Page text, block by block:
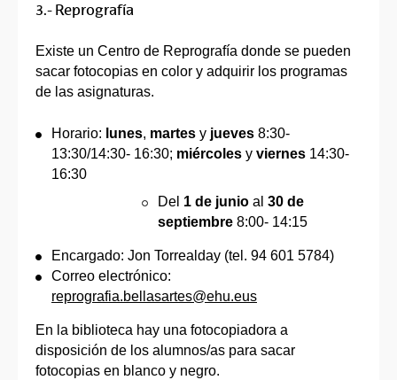
3.- Reprografía
Existe un Centro de Reprografía donde se pueden
sacar fotocopias en color y adquirir los programas
de las asignaturas.
Horario: lunes, martes y jueves 8:30-
13:30/14:30- 16:30; miércoles y viernes 14:30-
16:30
Del 1 de junio al 30 de
septiembre 8:00- 14:15
Encargado: Jon Torrealday (tel. 94 601 5784)
Correo electrónico:
reprografia.bellasartes@ehu.eus
En la biblioteca hay una fotocopiadora a
disposición de los alumnos/as para sacar
fotocopias en blanco y negro.